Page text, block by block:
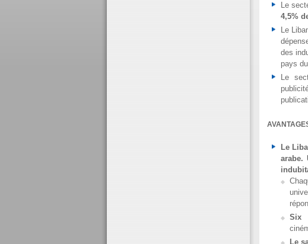
Le
4,5%
Le
des
pays
Le
Le
arabe.
Six
Le